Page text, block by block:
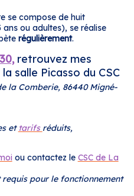
se compose de huit
ou adultes), se réalise
régulièrement.
retrouvez mes
la salle Picasso du CSC
la Comberie, 86440 Migné-
et tarifs réduits,
ou contactez le CSC de La
pour le fonctionnement